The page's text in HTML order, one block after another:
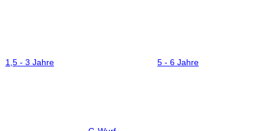
1,5 - 3 Jahre 5 - 6 Jahre